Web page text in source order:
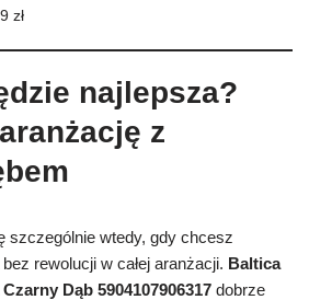
zł
najlepsza?
z
szczególnie wtedy, gdy chcesz
rewolucji w całej aranżacji. Baltica
Dąb 5904107906317 dobrze